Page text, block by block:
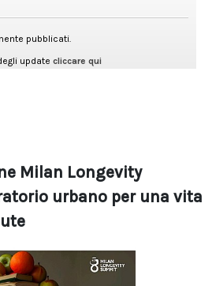
Milan Longevity
urbano per una vita